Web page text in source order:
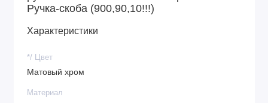
Ручка-скоба (900,90,10!!!)
Характеристики
*/ Цвет
Матовый хром
Материал